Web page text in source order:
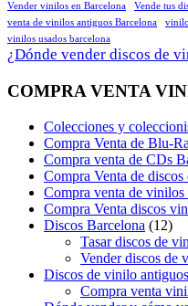
Vender vinilos en Barcelona
Vende tus
venta de vinilos antiguos Barcelona
vinilos usados barcelona
¿Dónde vender discos de
COMPRA VENTA
Colecciones y
Compra Venta de Blu-
Compra venta de CDs
Compra Venta de
Compra venta de
Compra Venta discos
Discos Barcelona (12)
Tasar discos de
Vender discos de
Discos de vinilo antiguos
Compra venta